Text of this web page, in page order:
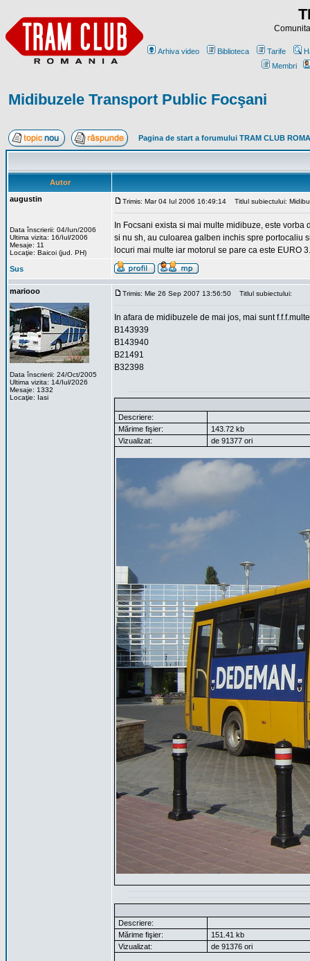
Arhiva video Biblioteca Tarife
Membri
Midibuzele Transport Public Focşani
Pagina de start a forumului TRAM CLUB
Autor
augustin
Data înscrierii: 04/Iun/2006
Ultima vizita: 16/Iul/2006
Mesaje: 11
Locaţie: Baicoi (jud. PH)
Trimis: Mar 04 Iul 2006 16:49:14 Titlul subiectului:
In Focsani exista si mai multe midibuze, este
si nu sh, au culoarea galben inchis spre portocaliu
locuri mai multe iar motorul se pare ca este EURO 3.
Sus
mariooo
Data înscrierii: 24/Oct/2005
Ultima vizita: 14/Iul/2026
Mesaje: 1332
Locaţie: Iasi
Trimis: Mie 26 Sep 2007 13:56:50 Titlul subiectului:
In afara de midibuzele de mai jos, mai sunt
B143939
B143940
B21491
B32398
Descriere:
Mărime fişier:
143.72 kb
Vizualizat:
de 91377 ori
Descriere:
Mărime fişier:
151.41 kb
Vizualizat:
de 91376 ori